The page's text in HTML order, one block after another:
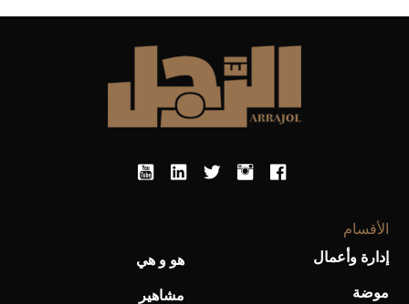
الأقسام
إدارة وأعمال
موضة
هو و هي
مشاهير